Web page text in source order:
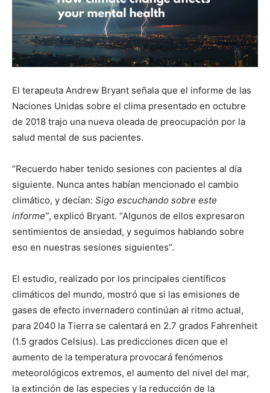
El terapeuta Andrew Bryant señala que el informe de las
Naciones Unidas sobre el clima presentado en octubre
de 2018 trajo una nueva oleada de preocupación por la
salud mental de sus pacientes.
“Recuerdo haber tenido sesiones con pacientes al día
siguiente. Nunca antes habían mencionado el cambio
climático, y decían: Sigo escuchando sobre este
informe”, explicó Bryant. “Algunos de ellos expresaron
sentimientos de ansiedad, y seguimos hablando sobre
eso en nuestras sesiones siguientes”.
El estudio, realizado por los principales científicos
climáticos del mundo, mostró que si las emisiones de
gases de efecto invernadero continúan al ritmo actual,
para 2040 la Tierra se calentará en 2.7 grados Fahrenheit
(1.5 grados Celsius). Las predicciones dicen que el
aumento de la temperatura provocará fenómenos
meteorológicos extremos, el aumento del nivel del mar,
la extinción de las especies y la reducción de la